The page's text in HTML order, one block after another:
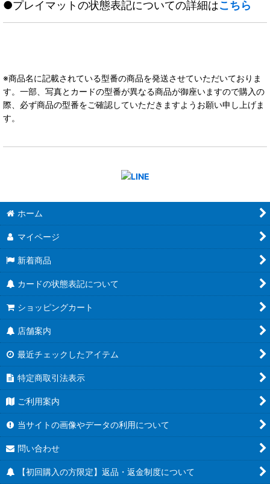
●プレイマットの状態表記についての詳細はこちら
※商品名に記載されている型番の商品を発送させていただいておりま
す。一部、写真とカードの型番が異なる商品が御座いますので購入の
際、必ず商品の型番をご確認していただきますようお願い申し上げま
す。
ホーム
マイページ
新着商品
カードの状態表記について
ショッピングカート
店舗案内
最近チェックしたアイテム
特定商取引法表示
ご利用案内
当サイトの画像やデータの利用について
問い合わせ
【初回購入の方限定】返品・返金制度について